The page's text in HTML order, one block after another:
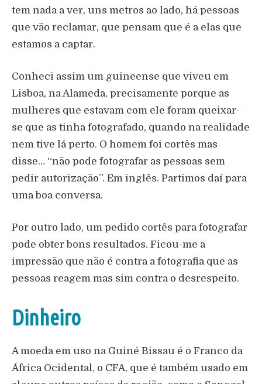
tem nada a ver, uns metros ao lado, há pessoas
que vão reclamar, que pensam que é a elas que
estamos a captar.
Conheci assim um guineense que viveu em
Lisboa, na Alameda, precisamente porque as
mulheres que estavam com ele foram queixar-
se que as tinha fotografado, quando na realidade
nem tive lá perto. O homem foi cortês mas
disse… “não pode fotografar as pessoas sem
pedir autorização”. Em inglês. Partimos daí para
uma boa conversa.
Por outro lado, um pedido cortês para fotografar
pode obter bons resultados. Ficou-me a
impressão que não é contra a fotografia que as
pessoas reagem mas sim contra o desrespeito.
Dinheiro
A moeda em uso na Guiné Bissau é o Franco da
África Ocidental, o CFA, que é também usado em